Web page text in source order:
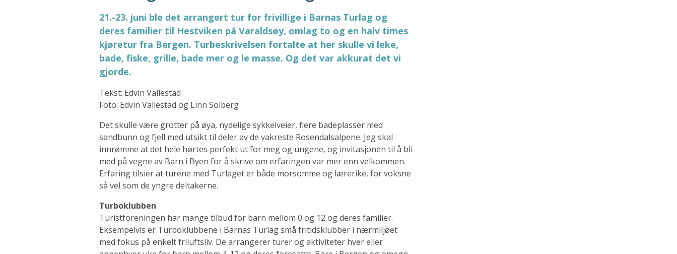
21.-23. juni ble det arrangert tur for frivillige i Barnas Turlag og
deres familier til Hestviken på Varaldsøy, omlag to og en halv times
kjøretur fra Bergen. Turbeskrivelsen fortalte at her skulle vi leke,
bade, fiske, grille, bade mer og le masse. Og det var akkurat det vi
gjorde.
Tekst: Edvin Vallestad
Foto: Edvin Vallestad og Linn Solberg
Det skulle være grotter på øya, nydelige sykkelveier, flere badeplasser med
sandbunn og fjell med utsikt til deler av de vakreste Rosendalsalpene. Jeg skal
innrømme at det hele hørtes perfekt ut for meg og ungene, og invitasjonen til å bli
med på vegne av Barn i Byen for å skrive om erfaringen var mer enn velkommen.
Erfaring tilsier at turene med Turlaget er både morsomme og lærerike, for voksne
så vel som de yngre deltakerne.
Turboklubben
Turistforeningen har mange tilbud for barn mellom 0 og 12 og deres familier.
Eksempelvis er Turboklubbene i Barnas Turlag små fritidsklubber i nærmiljøet
med fokus på enkelt friluftsliv. De arrangerer turer og aktiviteter hver eller